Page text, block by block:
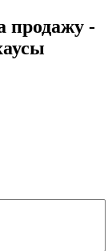
продажу -